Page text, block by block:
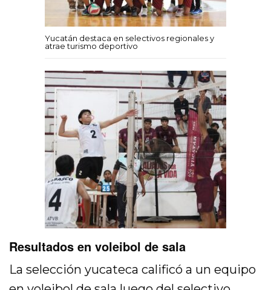
Yucatán destaca en selectivos regionales y
atrae turismo deportivo
Resultados en voleibol de sala
La selección yucateca calificó a un equipo